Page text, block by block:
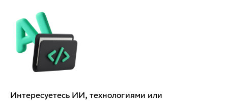
Интересуетесь ИИ, технологиями или